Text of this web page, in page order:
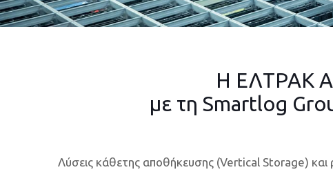
Η ΕΛΤΡΑΚ
με τη Smartlog
Λύσεις κάθετης αποθήκευσης (Vertical Storage)